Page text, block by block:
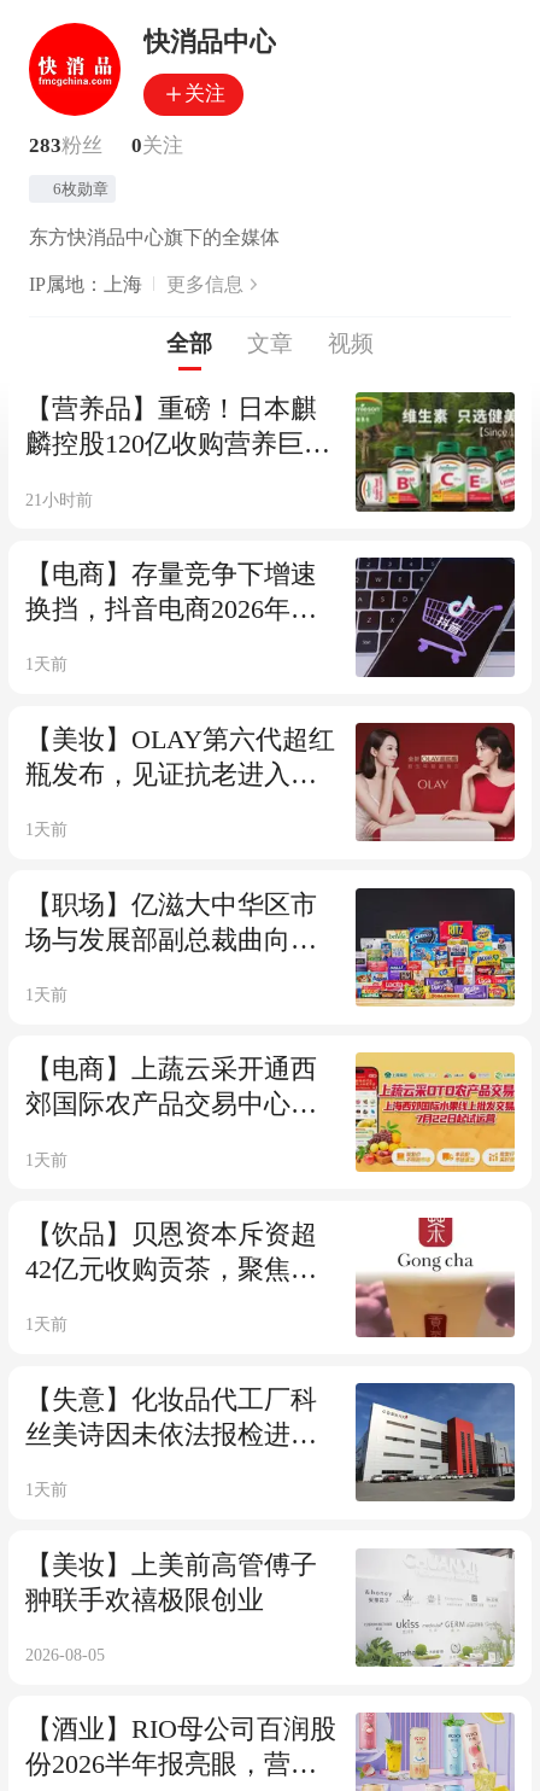
快消品中心
关注
283粉丝 0关注
6枚勋章
东方快消品中心旗下的全媒体
IP属地：上海 更多信息
全部 文章 视频
【营养品】重磅！日本麒
麟控股120亿收购营养巨头
21小时前
【电商】存量竞争下增速
换挡，抖音电商2026年多
长
1天前
【美妆】OLAY第六代超红
瓶发布，见证抗老进入细
1天前
【职场】亿滋大中华区市
场与发展部副总裁曲向明
盘
1天前
【电商】上蔬云采开通西
郊国际农产品交易中心线
即时交易新模式
1天前
【饮品】贝恩资本斥资超
42亿元收购贡茶，聚焦海
1天前
【失意】化妆品代工厂科
丝美诗因未依法报检进口
1天前
【美妆】上美前高管傅子
翀联手欢禧极限创业
2026-08-05
【酒业】RIO母公司百润股
份2026半年报亮眼，营收